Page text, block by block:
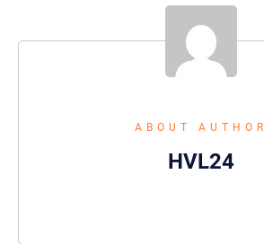
ABOUT AUTHOR
HVL24